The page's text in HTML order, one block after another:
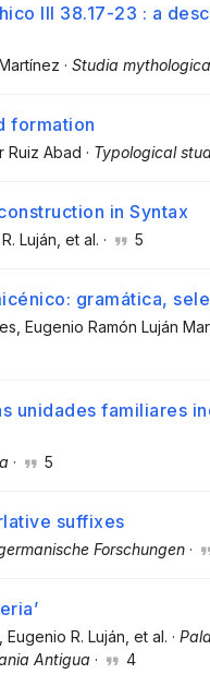
III 38.17-23 : a
· Studia
formation
Ruiz Abad · Typological
in Syntax
Luján , et al. · 5
gramática,
, Eugenio Ramón Luján
unidades familiares
· 5
suffixes
Forschungen ·
, Eugenio R. Luján , et al. ·
Antigua · 4